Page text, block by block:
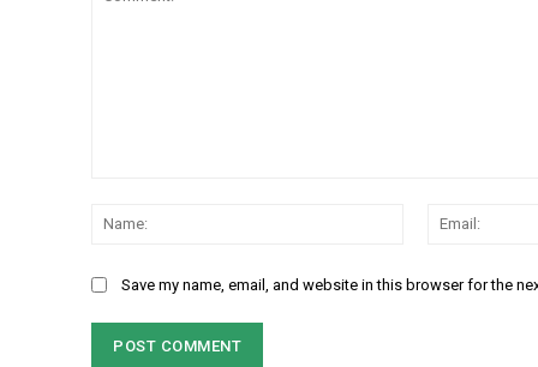
Name:
Save my name, email, and website in this browser for the